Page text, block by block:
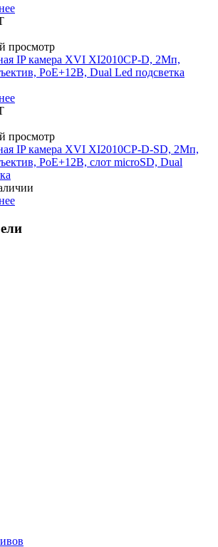
просмотр
IP камера XVI XI2010CP-D, 2Мп,
PoE+12В, Dual Led подсветка
просмотр
IP камера XVI XI2010CP-D-SD, 2Мп,
PoE+12В, слот microSD, Dual